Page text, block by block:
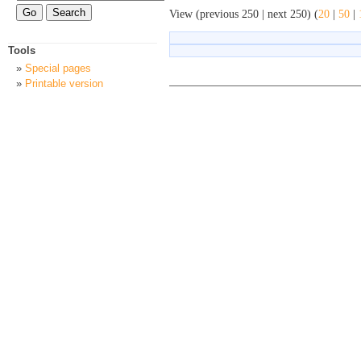
View (previous 250 | next 250) (20 | 50 |
Tools
Special pages
Printable version